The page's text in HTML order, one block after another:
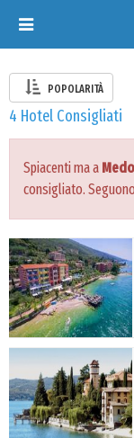
Toggle
navigation
POPOLARITÀ
4 Hotel Consigliati
Spiacenti ma a
consigliato.